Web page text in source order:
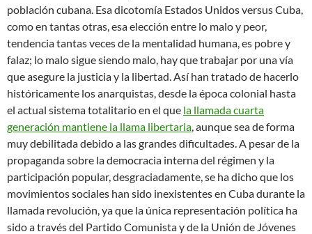
población cubana. Esa dicotomía Estados Unidos versus Cuba,
como en tantas otras, esa elección entre lo malo y peor,
tendencia tantas veces de la mentalidad humana, es pobre y
falaz; lo malo sigue siendo malo, hay que trabajar por una vía
que asegure la justicia y la libertad. Así han tratado de hacerlo
históricamente los anarquistas, desde la época colonial hasta
el actual sistema totalitario en el que la llamada cuarta
generación mantiene la llama libertaria, aunque sea de forma
muy debilitada debido a las grandes dificultades. A pesar de la
propaganda sobre la democracia interna del régimen y la
participación popular, desgraciadamente, se ha dicho que los
movimientos sociales han sido inexistentes en Cuba durante la
llamada revolución, ya que la única representación política ha
sido a través del Partido Comunista y de la Unión de Jóvenes